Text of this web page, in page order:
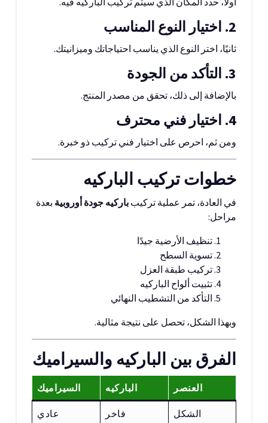
2. اختيار النوع المناسب
ثانيًا، اختر النوع الذي يناسب احتياجاتك وميزانيتك.
3. التأكد من الجودة
بالإضافة إلى ذلك، تحقق من مصدر المنتج.
4. اختيار فني محترف
ومن ثم، احرص على اختيار فني تركيب ذو خبرة.
خطوات تركيب الباركيه
في العادة، تمر عملية تركيب باركيه جودة أوروبية بعدة
مراحل:
تنظيف الأرضية جيدًا
تسوية السطح
تركيب طبقة العزل
تثبيت ألواح الباركيه
التأكد من التشطيب النهائي
وبهذا الشكل، تحصل على نتيجة مثالية.
الفرق بين الباركيه والسيراميك
العنصر الباركيه السيراميك
الشكل فاخر عادي